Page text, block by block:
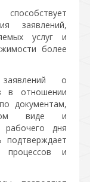
заявлений,
услуг и
более
о
в отношении
документам,
виде и
дня
подтверждает
процессов и